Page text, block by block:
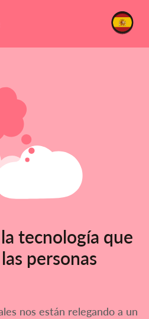
tecnología que
personas
nos están relegando a un